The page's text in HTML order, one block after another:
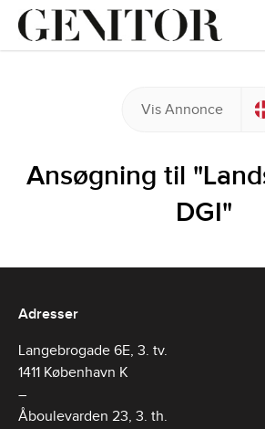
Vis Annonce
Ansøgning til
DGI"
Adresser
Langebrogade 6E, 3. tv.
1411 København K
–
Åboulevarden 23, 3. th.